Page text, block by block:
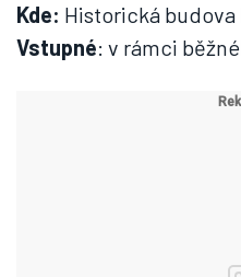
Kde: Historická budova
Vstupné: v rámci